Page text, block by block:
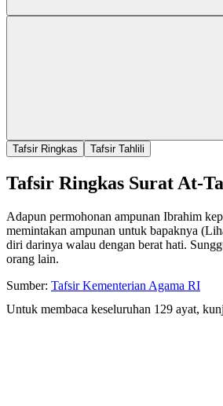
Tafsir Ringkas
Tafsir Tahlili
Tafsir Ringkas Surat At-
Adapun permohonan ampunan Ibrahim
memintakan ampunan untuk bapaknya
diri darinya walau dengan berat hati.
orang lain.
Sumber: Tafsir Kementerian Agama RI
Untuk membaca keseluruhan 129 ayat,